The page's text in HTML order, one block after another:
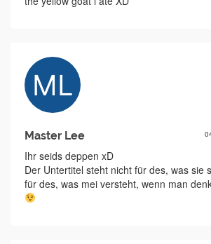
Master Lee
Ihr seids deppen xD
Der Untertitel steht nicht für des, was sie
für des, was mei versteht, wenn man